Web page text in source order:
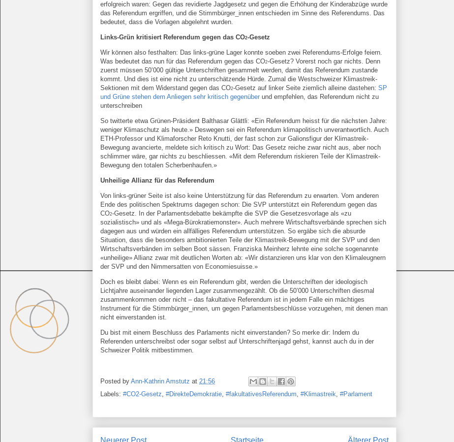
erfolgreich waren: Gegen das revidierte Jagdgesetz und gegen die Erhöhung der Kinderabzüge wurde
das Referendum ergriffen, und die Stimmbürger_innen entschieden im Sinne des Referendums. Das
bedeutet, dass die Vorlagen abgelehnt wurden.
Links-Grün kritisiert Referendum gegen das CO2-Gesetz
Wir können also festhalten: Das links-grüne Lager konnte soeben zwei Referendums-Erfolge feiern.
Was bedeutet das nun für das Referendum gegen das CO2-Gesetz? Vorerst noch gar nichts. Denn
zuerst müssen 50’000 gültige Unterschriften gesammelt werden, damit das Referendum zustande
kommt. Und dies ist eine nicht zu unterschätzende Hürde. Zumal die Westschweizer Klimastreik-
Sektionen mit dem Widerstand gegen das CO2-Gesetz auf linker Seite ziemlich alleine dastehen: SP
und Grüne stehen dem Anliegen sehr kritisch gegenüber und empfehlen, das Referendum nicht zu
unterschreiben
So twitterte etwa Grünen-Präsident Balthasar Glättli: «Ein Referendum heisst für die nächsten Jahre:
weniger Klimaschutz als heute.» Deswegen sei ein Referendum klimapolitisch unverantwortlich. Auch
ETH-Professor und Klimaforscher Reto Knutti, der fast schon zur Galionsfigur der Klimastreik-
Bewegung avancierte, meldete sich kritisch zu Wort: Das Gesetz reiche zwar nicht aus, aber noch
schlimmer wäre, gar nichts zu beschliessen. «Mit dem Referendum riskieren Teile der Klimastreik-
Bewegung den totalen Scherbenhaufen.»
Unheilige Allianz für das Referendum
Von links-grüner Seite ist also keine Unterstützung für das Referendum zu erwarten. Vom anderen
Ende des politischen Spektrums dagegen schon: Die SVP unterstützt ein Referendum gegen das
CO2-Gesetz. In der Parlamentsdebatte bekämpfte die SVP die Gesetzesvorlage als «zu
sozialistisch» und als «Mega-Bürokratiemonster». Auch mehrere Wirtschaftsverbände sprechen sich
dagegen aus und würden ein allfälliges Referendum unterstützen. So ergäbe sich die absurde
Situation, dass die besonders ambitionierten Teile der Klimastreik-Bewegung mit der SVP und den
Wirtschaftsverbänden im selben Boot sässen. Franziska Meinherz lehnte eine solche sogenannte
«unheilige» Allianz zwar mit deutlichen Worten ab: «Wir distanzieren uns klar von den Klimaleugnern
der SVP und den Nimmersatten von Economiesuisse.»
Doch es bleibt dabei: Wenn es ein Referendum gibt, werden die Unterschriften der ideologisch
Lichtjahre auseinander liegenden Lager zusammengezählt. Ob die 50’000 Unterschriften diesmal
zusammenkommen oder nicht – das fakultative Referendum ist in jedem Falle ein mächtiges
Instrument für die Stimmbürger_innen, um gegen Parlamentsbeschlüsse vorzugehen, mit denen man
nicht einverstanden ist.
Du bist mit einem Beschluss des Parlaments nicht einverstanden? So merke dir: Indem du
Referenden unterschreibst oder sogar selbst auf Unterschriftenjagd gehst, kannst auch du in der
Schweizer Politik mitbestimmen.
Posted by Ann-Kathrin Amstutz at 21:56
Labels: #CO2-Gesetz, #DirekteDemokratie, #fakultativesReferendum, #Klimastreik, #Parlament